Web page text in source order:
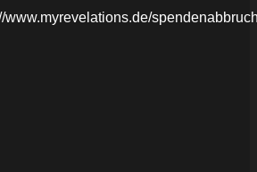
www.myrevelations.de/